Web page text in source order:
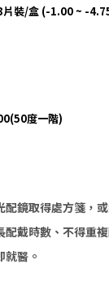
片裝/盒 (-1.00 ~ -
度一階)
鏡取得處方箋，
戴時數、不得重
就醫。